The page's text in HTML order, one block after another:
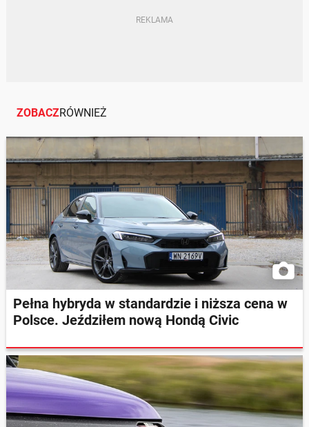
ZOBACZRÓWNIEŻ
Pełna hybryda w standardzie i niższa cena w
Polsce. Jeździłem nową Hondą Civic